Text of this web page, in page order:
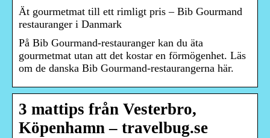
Ät gourmetmat till ett rimligt pris – Bib Gourmand
restauranger i Danmark
På Bib Gourmand-restauranger kan du äta
gourmetmat utan att det kostar en förmögenhet. Läs
om de danska Bib Gourmand-restaurangerna här.
3 mattips från Vesterbro,
Köpenhamn – travelbug.se